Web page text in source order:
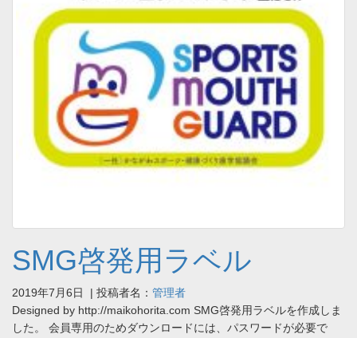
SMG啓発用ラベル
2019年7月6日 | 投稿者名： 管理者
Designed by http://maikohorita.com SMG啓発用ラベルを作成しま
した。 会員専用のためダウンロードには、パスワードが必要で